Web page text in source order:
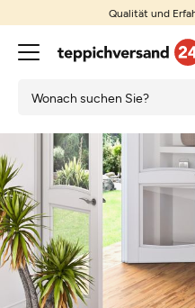
Qualität und